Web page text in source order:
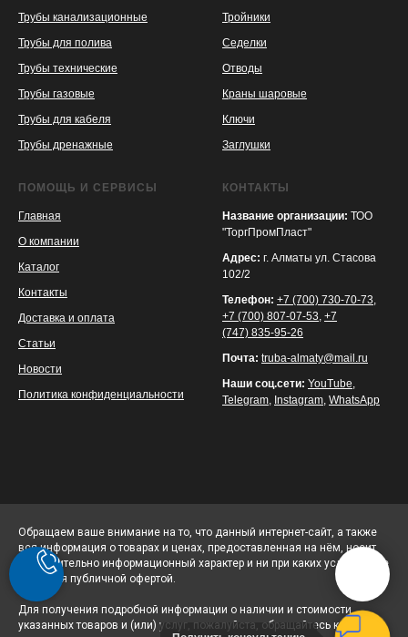
Трубы канализационные
Трубы для полива
Трубы технические
Трубы газовые
Трубы для кабеля
Трубы дренажные
Тройники
Седелки
Отводы
Краны шаровые
Ключи
Заглушки
ПОМОЩЬ И СЕРВИСЫ
Главная
О компании
Каталог
Контакты
Доставка и оплата
Статьи
Новости
Политика конфиденциальности
КОНТАКТЫ
Название организации: ТОО
"ТоргПромПласт"
Адрес: г. Алматы ул. Стасова
102/2
Телефон: +7 (700) 730-70-73,
+7 (700) 807-07-53, +7
(747) 835-95-26
Почта: truba-almaty@mail.ru
Наши соц.сети: YouTube,
Telegram, Instagram, WhatsApp
Обращаем ваше внимание на то, что данный интернет-сайт, а также
вся информация о товарах и ценах, предоставленная на нём, носит
исключительно информационный характер и ни при каких условиях не
является публичной офертой.
Для получения подробной информации о наличии и стоимости
указанных товаров и (или) услуг, пожалуйста, обращайтесь к